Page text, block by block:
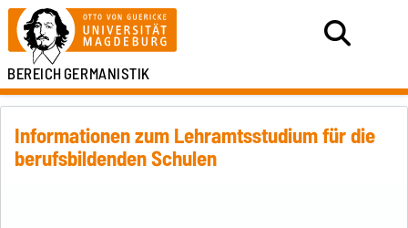
BEREICHGERMANISTIK
Informationen zum Lehramtsstudium für die
berufsbildenden Schulen